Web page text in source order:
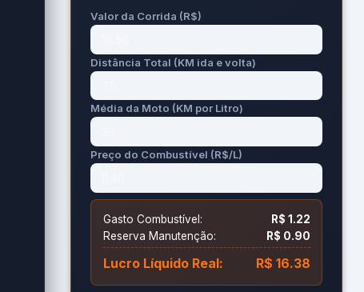
Valor da Corrida (R$)
Distância Total (KM ida e volta)
Média da Moto (KM por Litro)
Preço do Combustível (R$/L)
Gasto Combustível:
R$ 1.22
Reserva Manutenção:
R$ 0.90
Lucro Líquido Real: R$ 16.38